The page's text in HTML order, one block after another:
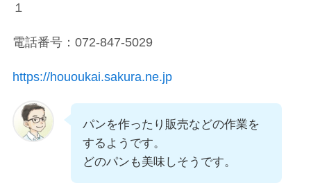
１
電話番号：072-847-5029
https://hououkai.sakura.ne.jp
パンを作ったり販売などの作業を
するようです。
どのパンも美味しそうです。